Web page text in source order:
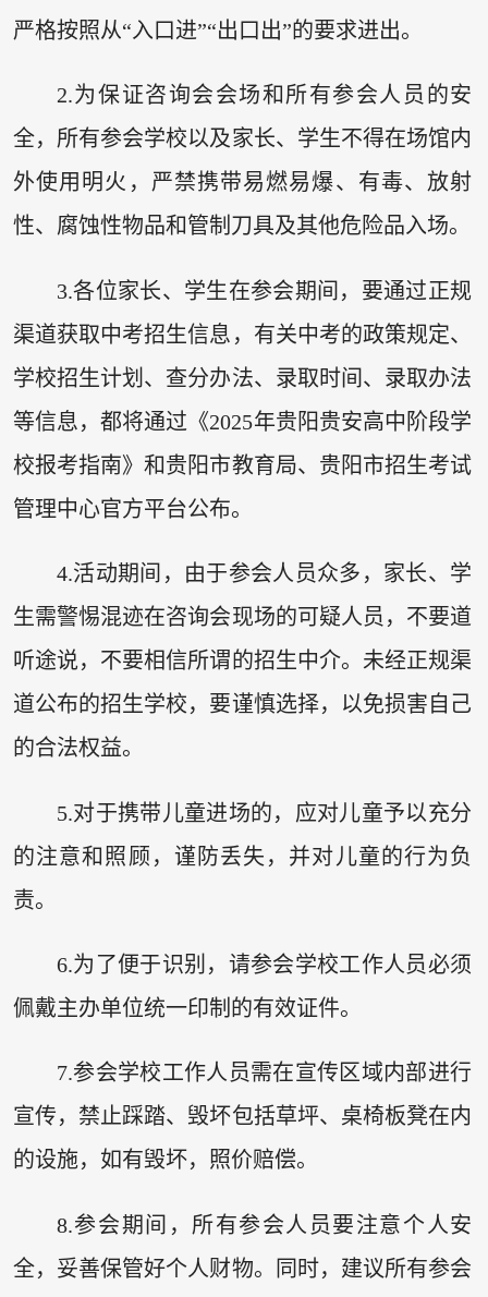
严格按照从“入口进”“出口出”的要求进出。
2.为保证咨询会会场和所有参会人员的安
全，所有参会学校以及家长、学生不得在场馆内
外使用明火，严禁携带易燃易爆、有毒、放射
性、腐蚀性物品和管制刀具及其他危险品入场。
3.各位家长、学生在参会期间，要通过正规
渠道获取中考招生信息，有关中考的政策规定、
学校招生计划、查分办法、录取时间、录取办法
等信息，都将通过《2025年贵阳贵安高中阶段学
校报考指南》和贵阳市教育局、贵阳市招生考试
管理中心官方平台公布。
4.活动期间，由于参会人员众多，家长、学
生需警惕混迹在咨询会现场的可疑人员，不要道
听途说，不要相信所谓的招生中介。未经正规渠
道公布的招生学校，要谨慎选择，以免损害自己
的合法权益。
5.对于携带儿童进场的，应对儿童予以充分
的注意和照顾，谨防丢失，并对儿童的行为负
责。
6.为了便于识别，请参会学校工作人员必须
佩戴主办单位统一印制的有效证件。
7.参会学校工作人员需在宣传区域内部进行
宣传，禁止踩踏、毁坏包括草坪、桌椅板凳在内
的设施，如有毁坏，照价赔偿。
8.参会期间，所有参会人员要注意个人安
全，妥善保管好个人财物。同时，建议所有参会